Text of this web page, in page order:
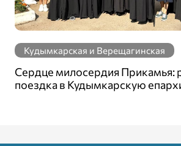
Кудымкарская и Верещагинская
Сердце милосердия Прикамья:
поездка в Кудымкарскую